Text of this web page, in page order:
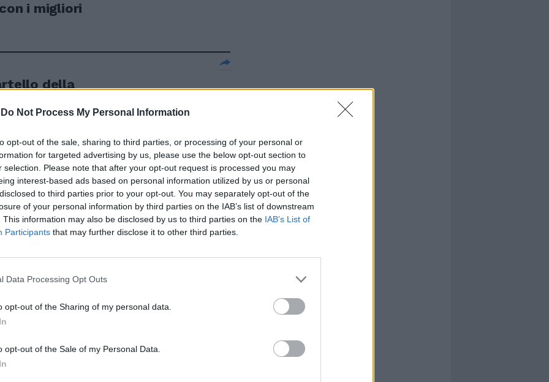
Do Not Process My Personal Information
opt-out of the sale, sharing to third parties, or processing of your personal or
for targeted advertising by us, please use the below opt-out section to
selection. Please note that after your opt-out request is processed you may
interest-based ads based on personal information utilized by us or personal
to third parties prior to your opt-out. You may separately opt-out of the
of your personal information by third parties on the IAB’s list of downstream
This information may also be disclosed by us to third parties on the IAB’s List of
Participants that may further disclose it to other third parties.
Data Processing Opt Outs
opt-out of the Sharing of my personal data.
opt-out of the Sale of my Personal Data.
i migliori
della
incisivi in
lottare con